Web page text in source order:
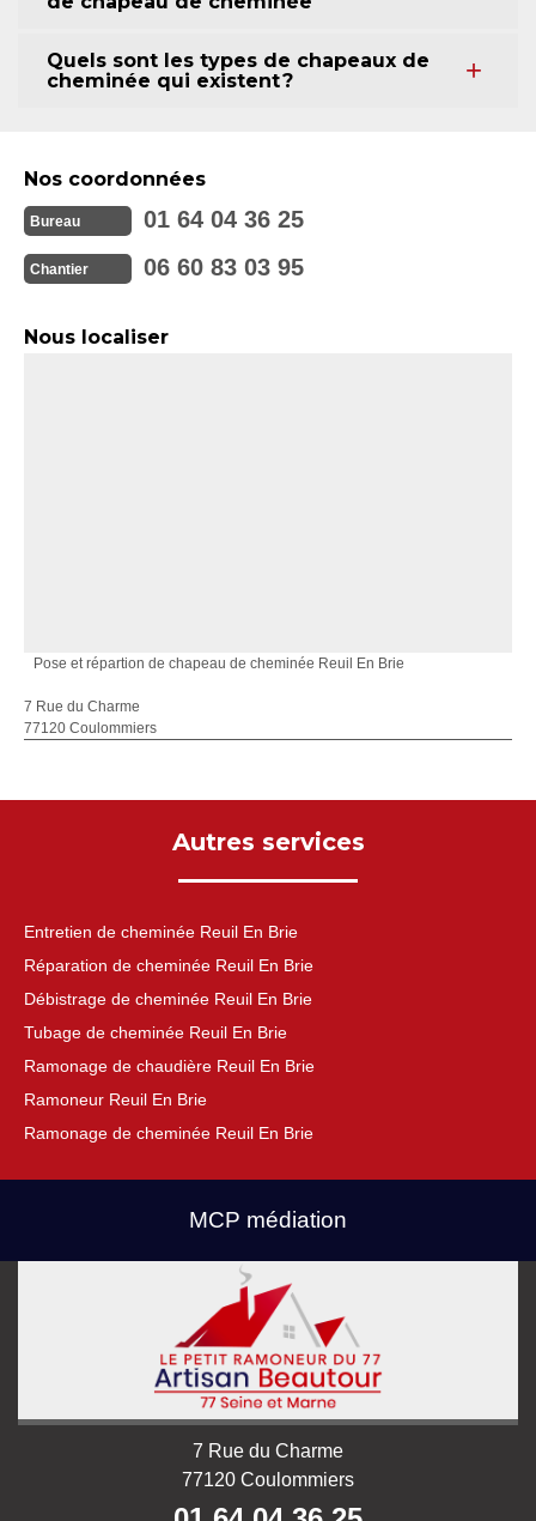
Quels sont les types de chapeaux de
cheminée qui existent ?
Nos coordonnées
Bureau 01 64 04 36 25
Chantier 06 60 83 03 95
Nous localiser
Pose et répartion de chapeau de cheminée Reuil En Brie
7 Rue du Charme
77120 Coulommiers
Autres services
Entretien de cheminée Reuil En Brie
Réparation de cheminée Reuil En Brie
Débistrage de cheminée Reuil En Brie
Tubage de cheminée Reuil En Brie
Ramonage de chaudière Reuil En Brie
Ramoneur Reuil En Brie
Ramonage de cheminée Reuil En Brie
MCP médiation
7 Rue du Charme
77120 Coulommiers